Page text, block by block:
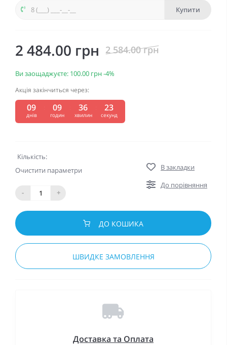
Купити
2 484.00 грн 2 584.00 грн
Ви заощаджуєте: 100.00 грн-4%
Акція закінчиться через:
09
днів
09
годин
36
хвилин
22
секунд
Кількість:
Очистити параметри
- +
В закладки
До порівняння
ДО КОШИКА
ШВИДКЕ ЗАМОВЛЕННЯ
Доставка та Оплата